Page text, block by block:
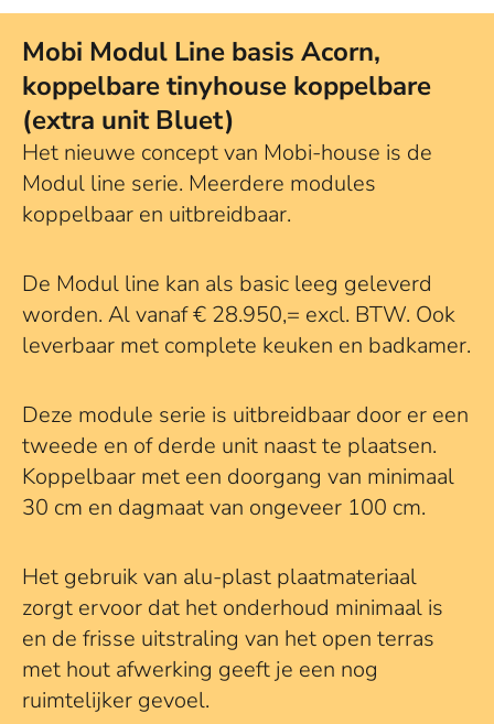
Mobi Modul Line basis Acorn,
koppelbare tinyhouse koppelbare
(extra unit Bluet)
Het nieuwe concept van Mobi-house is de
Modul line serie. Meerdere modules
koppelbaar en uitbreidbaar.
De Modul line kan als basic leeg geleverd
worden. Al vanaf € 28.950,= excl. BTW. Ook
leverbaar met complete keuken en badkamer.
Deze module serie is uitbreidbaar door er een
tweede en of derde unit naast te plaatsen.
Koppelbaar met een doorgang van minimaal
30 cm en dagmaat van ongeveer 100 cm.
Het gebruik van alu-plast plaatmateriaal
zorgt ervoor dat het onderhoud minimaal is
en de frisse uitstraling van het open terras
met hout afwerking geeft je een nog
ruimtelijker gevoel.